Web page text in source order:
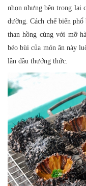
nhọn nhưng bên trong lại
dưỡng. Cách chế biến
than hồng cùng với mỡ
béo bùi của món ăn này
lần đầu thưởng thức.